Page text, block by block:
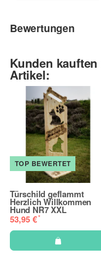
Bewertungen
Kunden
Artikel:
TOP BEWERTET
Türschild geflammt
Herzlich Willkommen
Hund NR7 XXL
53,95 €*